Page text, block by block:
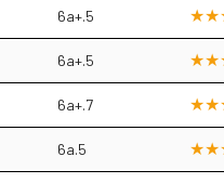
6a+.5
6a+.5
6a+.7
6a.5